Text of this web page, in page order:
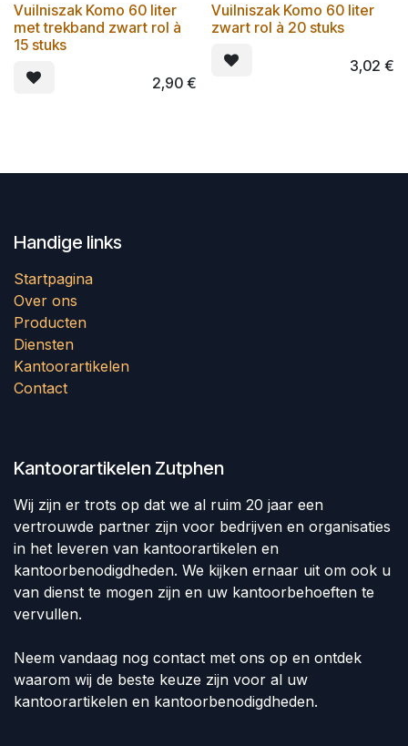
Vuilniszak Komo 60 liter
met trekband zwart rol à
15 stuks
2,90€
Vuilniszak Komo 60 liter
zwart rol à 20 stuks
3,02 €
Handige links
Startpagina
Over ons
Producten
Diensten
Kantoorartikelen
Contact
Kantoorartikelen Zutphen
Wij zijn er trots op dat we al ruim 20 jaar een
vertrouwde partner zijn voor bedrijven en organisaties
in het leveren van kantoorartikelen en
kantoorbenodigdheden. We kijken ernaar uit om ook u
van dienst te mogen zijn en uw kantoorbehoeften te
vervullen.
Neem vandaag nog contact met ons op en ontdek
waarom wij de beste keuze zijn voor al uw
kantoorartikelen en kantoorbenodigdheden.